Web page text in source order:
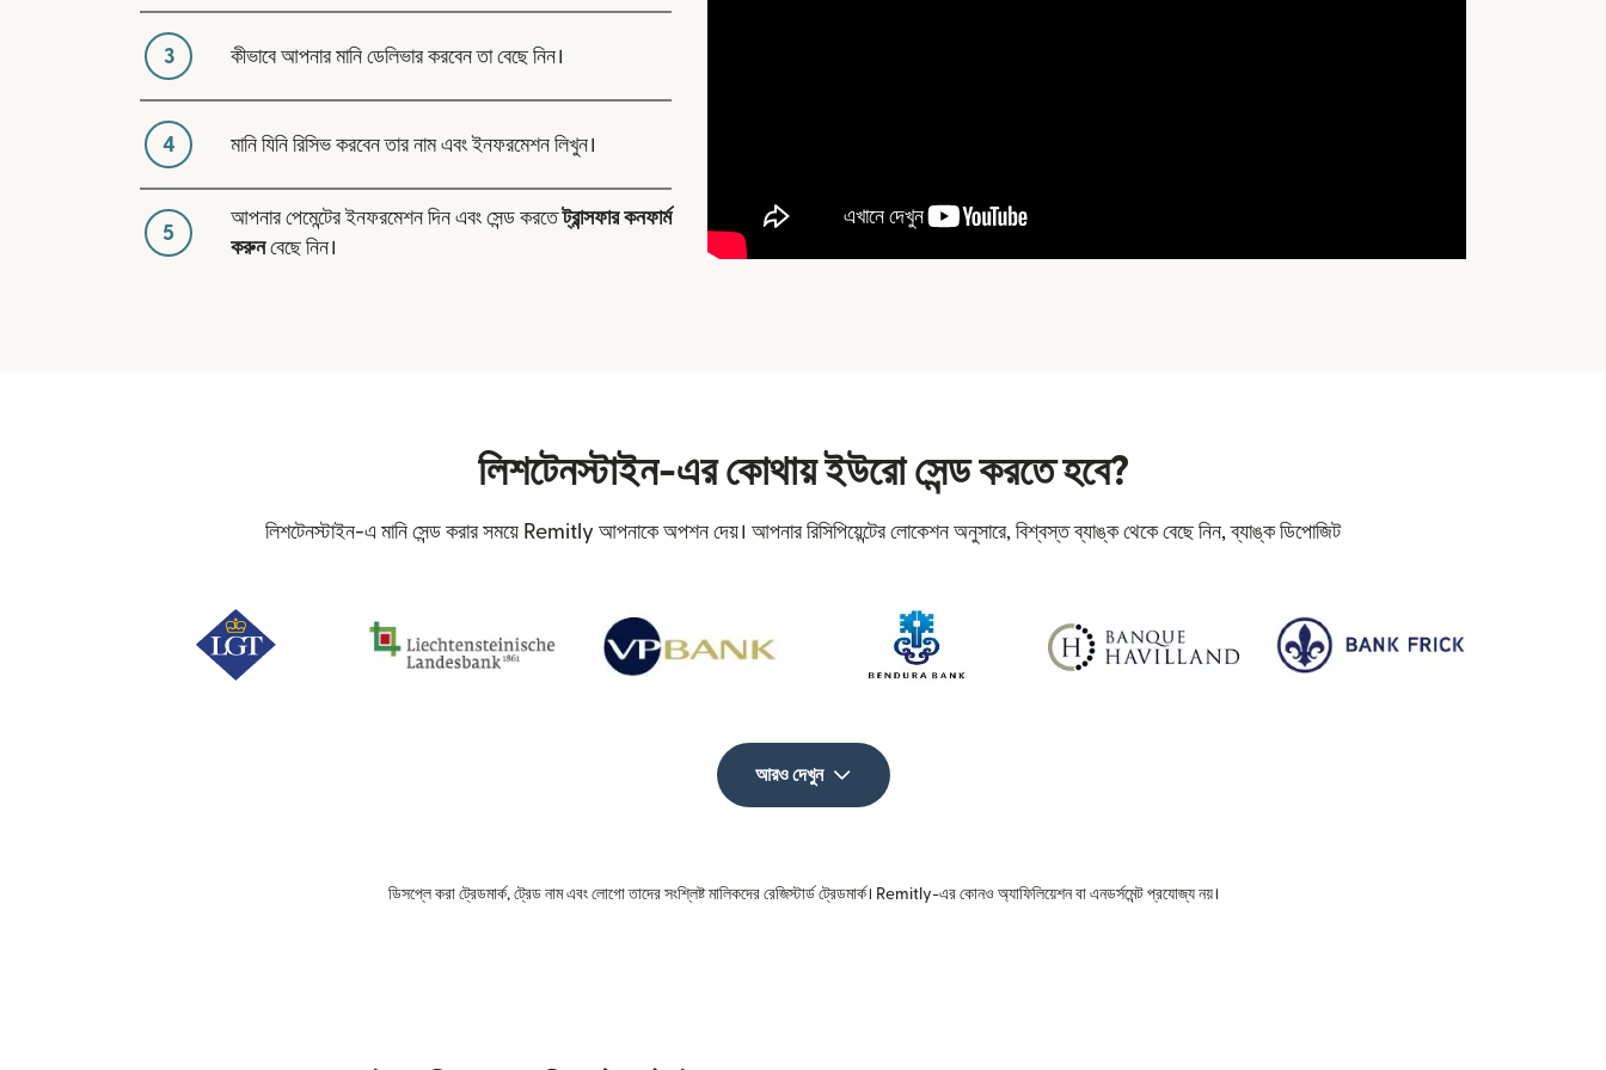
3 কীভাবে আপনার মানি ডেলিভার করবেন তা বেছে নিন।
4 মানি যিনি রিসিভ করবেন তার নাম এবং ইনফরমেশন লিখুন।
5
আপনার পেমেন্টের ইনফরমেশন দিন এবং সেন্ড করতেট্রান্সফার কনফার্ম
করুনবেছে নিন।
লিশটেনস্টাইন-এর কোথায় ইউরো সেন্ড করতে হবে?
লিশটেনস্টাইন-এ মানি সেন্ড করার সময়ে Remitly আপনাকে অপশন দেয়। আপনার রিসিপিয়েন্টের লোকেশন অনুসারে, বিশ্বস্ত ব্যাঙ্ক থেকে বেছে নিন, ব্যাঙ্ক ডিপোজিট
আরও দেখুন
ডিসপ্লে করা ট্রেডমার্ক, ট্রেড নাম এবং লোগো তাদের সংশ্লিষ্ট মালিকদের রেজিস্টার্ড ট্রেডমার্ক। Remitly-এর কোনও অ্যাফিলিয়েশন বা এনডর্সমেন্ট প্রযোজ্য নয়।